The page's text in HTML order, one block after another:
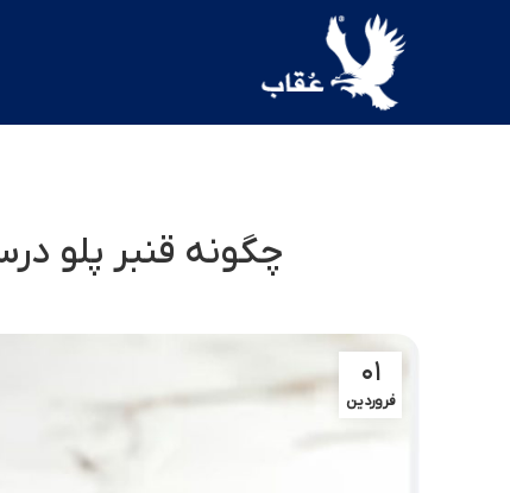
چگونه قنبر پلو
۰۱
فروردین